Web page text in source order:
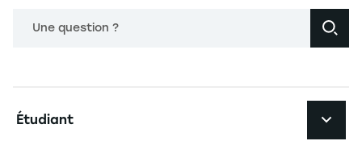
Une question ?
Étudiant